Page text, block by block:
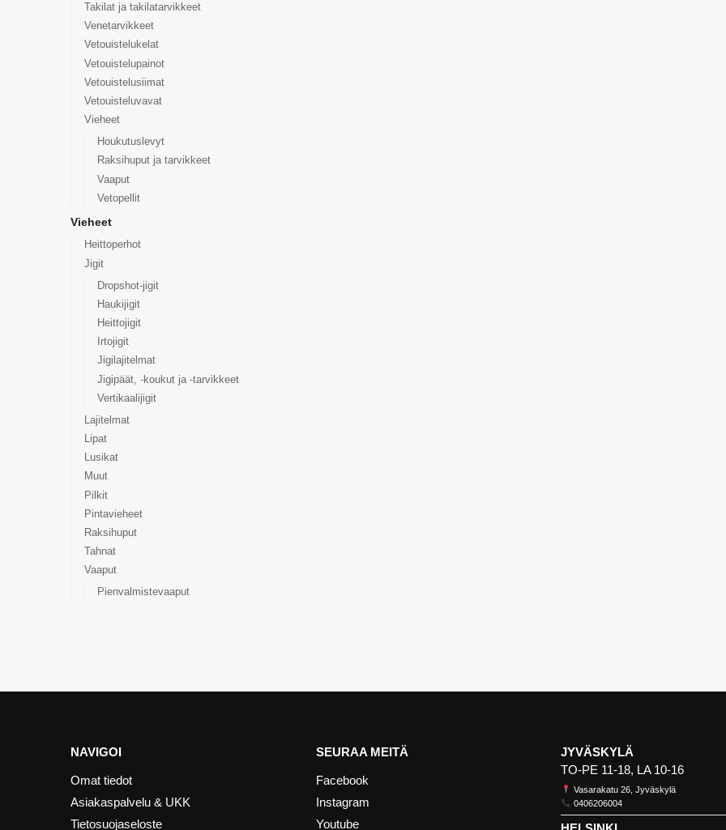
Takilat ja takilatarvikkeet
Venetarvikkeet
Vetouistelukelat
Vetouistelupainot
Vetouistelusiimat
Vetouisteluvavat
Vieheet
Houkutuslevyt
Raksihuput ja tarvikkeet
Vaaput
Vetopellit
Vieheet
Heittoperhot
Jigit
Dropshot-jigit
Haukijigit
Heittojigit
Irtojigit
Jigilajitelmat
Jigipäät, -koukut ja -tarvikkeet
Vertikaalijigit
Lajitelmat
Lipat
Lusikat
Muut
Pilkit
Pintavieheet
Raksihuput
Tahnat
Vaaput
Pienvalmistevaaput
NAVIGOI
Omat tiedot
Asiakaspalvelu & UKK
Tietosuojaseloste
SEURAA MEITÄ
Facebook
Instagram
Youtube
JYVÄSKYLÄ
TO-PE 11-18, LA 10-16
Vasarakatu 26, Jyväskylä
0406206004